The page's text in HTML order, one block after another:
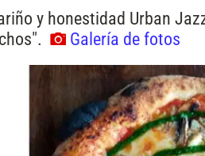
y honestidad Urban
Galería de fotos